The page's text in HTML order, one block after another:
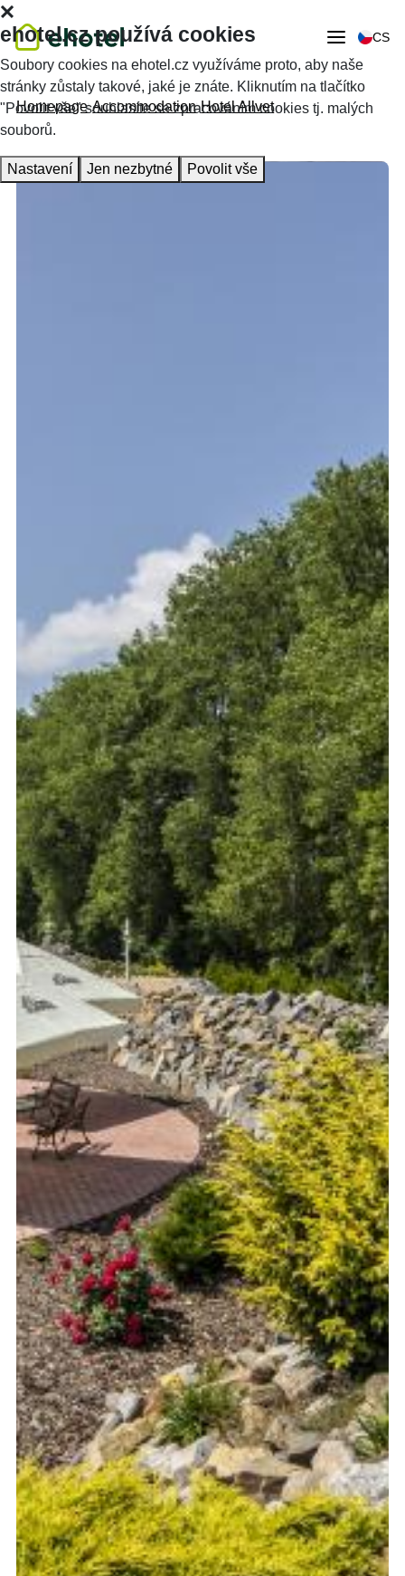
CS
Homepage Accommodation Hotel Allvet
ehotel.cz používá cookies
Soubory cookies na ehotel.cz využíváme proto, aby naše
stránky zůstaly takové, jaké je znáte. Kliknutím na tlačítko
"Povolit vše" souhlasíte se zpracováním cookies tj. malých
souborů.
Nastavení Jen nezbytné Povolit vše